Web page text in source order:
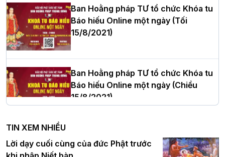
Thượng tọa Thích Tâm Chính được suy
cử tân Trưởng ban Trị sự GHPGVN tỉnh
Hà Nội: Tăng Ni Trường hạ Bồ Đề trang
nghiêm tác pháp Tiền an cư PL.2570 –
DL.2026
Ban Hoằng pháp TƯ tổ chức Khóa tu
Báo hiếu Online một ngày (Tối
15/8/2021)
Ban Hoằng pháp TƯ tổ chức Khóa tu
Báo hiếu Online một ngày (Chiều
15/8/2021)
Ban Hoằng pháp TƯ tổ chức Khóa tu
Báo hiếu Online một ngày (Sáng
TIN XEM NHIỀU
Lời dạy cuối cùng của đức Phật trước